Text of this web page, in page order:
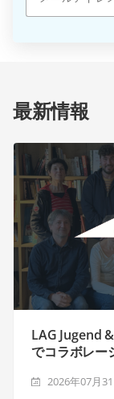
最新情報
LAG Jugend
でコラボレー
2026年07月